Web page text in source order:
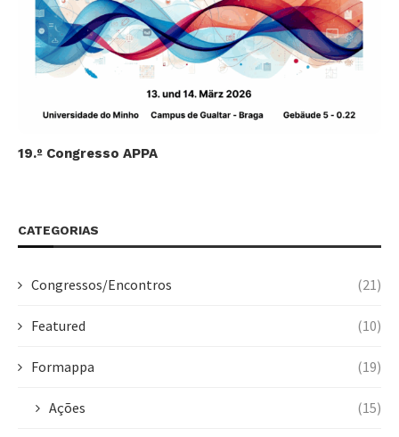
19.º Congresso APPA
CATEGORIAS
Congressos/Encontros (21)
Featured (10)
Formappa (19)
Ações (15)